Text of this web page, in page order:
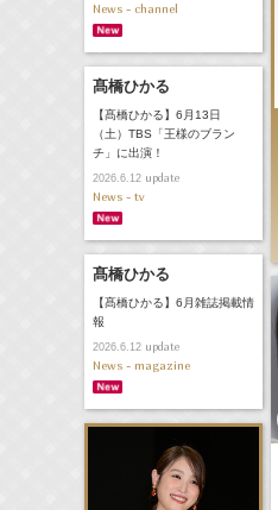
News - channel
髙橋ひかる
【髙橋ひかる】6月13日
（土）TBS「王様のブラン
チ」に出演！
2026.6.12update
News - tv
髙橋ひかる
【髙橋ひかる】6月雑誌掲載情
報
2026.6.12update
News - magazine